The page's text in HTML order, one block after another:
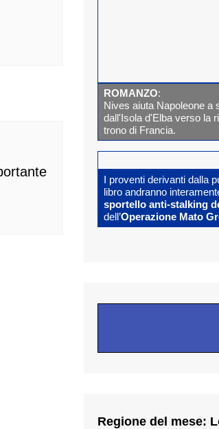
ROMANZO:
Nives aiuta Napoleone a
dall'Isola d'Elba verso la
trono di Francia.
I proventi derivanti dalla
libro andranno
sportello anti-stalking
dell’Operazione Mato
Regione del mese: